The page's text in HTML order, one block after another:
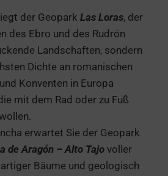
der Geopark Las Loras, der
des Ebro und des Rudrón
Landschaften, sondern
Dichte an romanischen
Konventen in Europa
mit dem Rad oder zu Fuß
erwartet Sie der Geopark
de Aragón – Alto Tajo voller
Bäume und geologisch